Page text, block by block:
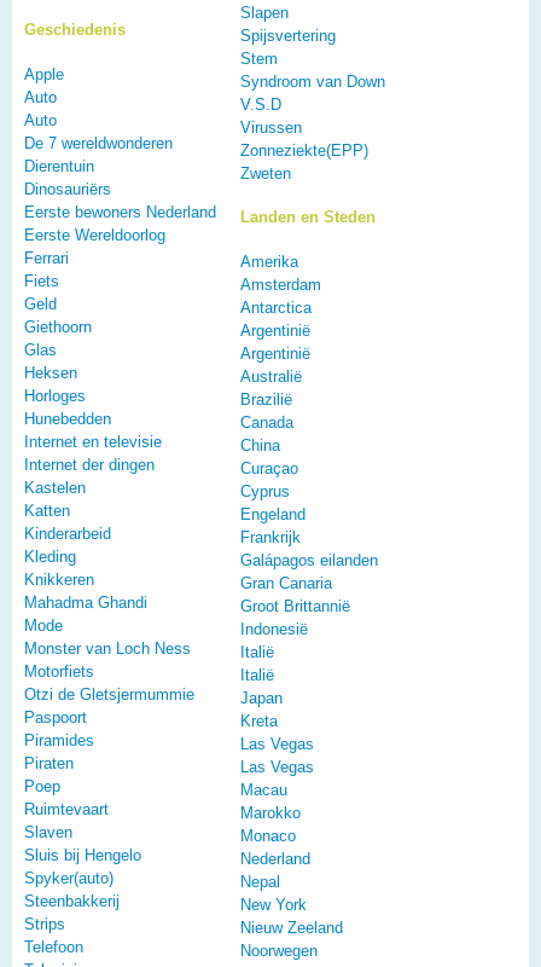
Geschiedenis
Apple
Auto
Auto
De 7 wereldwonderen
Dierentuin
Dinosauriërs
Eerste bewoners Nederland
Eerste Wereldoorlog
Ferrari
Fiets
Geld
Giethoorn
Glas
Heksen
Horloges
Hunebedden
Internet en televisie
Internet der dingen
Kastelen
Katten
Kinderarbeid
Kleding
Knikkeren
Mahadma Ghandi
Mode
Monster van Loch Ness
Motorfiets
Otzi de Gletsjermummie
Paspoort
Piramides
Piraten
Poep
Ruimtevaart
Slaven
Sluis bij Hengelo
Spyker(auto)
Steenbakkerij
Strips
Telefoon
Slapen
Spijsvertering
Stem
Syndroom van Down
V.S.D
Virussen
Zonneziekte(EPP)
Zweten
Landen en Steden
Amerika
Amsterdam
Antarctica
Argentinië
Argentinië
Australië
Brazilië
Canada
China
Curaçao
Cyprus
Engeland
Frankrijk
Galápagos eilanden
Gran Canaria
Groot Brittannië
Indonesië
Italië
Italië
Japan
Kreta
Las Vegas
Las Vegas
Macau
Marokko
Monaco
Nederland
Nepal
New York
Nieuw Zeeland
Noorwegen